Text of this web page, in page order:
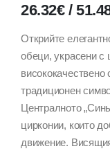
26.32€ /
Открийте
обеци, украсени с
висококачествено
традиционен
Централното
цирконии, които
движение.